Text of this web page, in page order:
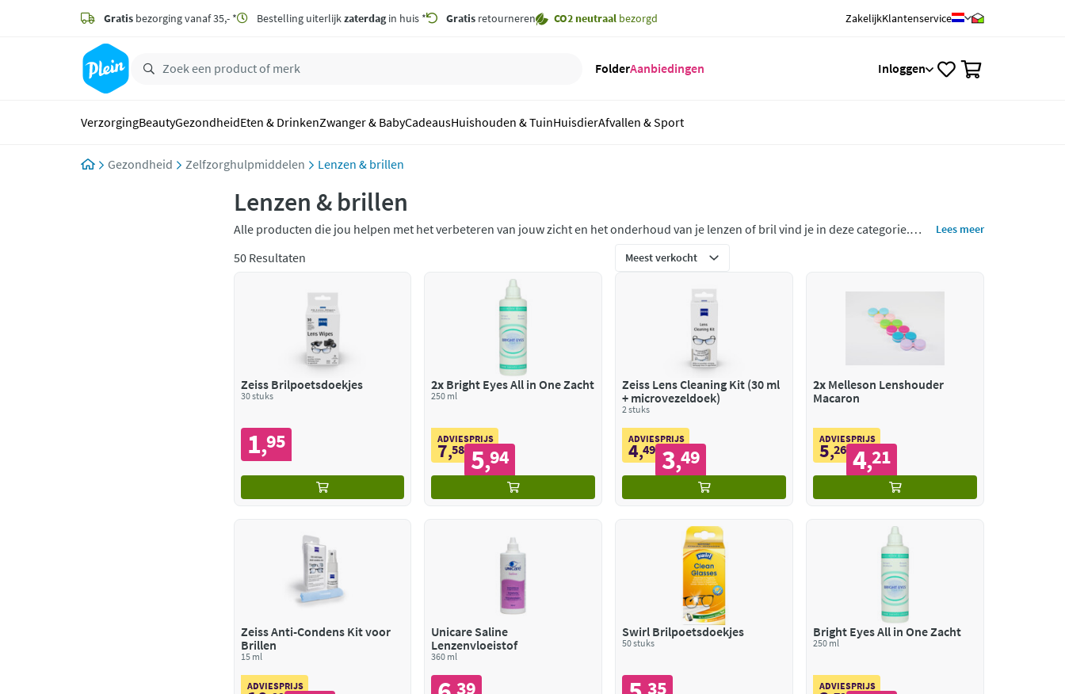
zoeken
hoofdinhoud
Gratis bezorging vanaf 35,- * Bestelling uiterlijkzaterdagin huis * Gratis retourneren CO2 neutraal bezorgd ZakelijkKlantenservice
FolderAanbiedingen Inloggen
VerzorgingBeautyGezondheidEten & DrinkenZwanger & BabyCadeausHuishouden & TuinHuisdierAfvallen & Sport
Gezondheid Zelfzorghulpmiddelen Lenzen & brillen
Lenzen & brillen
Alle producten die jou helpen met het verbeteren van jouw zicht en het onderhoud van je lenzen of bril vind je in deze categorie.
Lees meer
50 Resultaten
Zeiss Brilpoetsdoekjes
30 stuks
1,95
2x Bright Eyes All in One Zacht
250 ml
ADVIESPRIJS
7,58 5,94
Zeiss Lens Cleaning Kit (30 ml
+ microvezeldoek)
2 stuks
ADVIESPRIJS
4,49 3,49
2x Melleson Lenshouder
Macaron
ADVIESPRIJS
5,26 4,21
Zeiss Anti-Condens Kit voor
Brillen
15 ml
ADVIESPRIJS
Unicare Saline
Lenzenvloeistof
360 ml
39
Swirl Brilpoetsdoekjes
50 stuks
35
Bright Eyes All in One Zacht
250 ml
ADVIESPRIJS